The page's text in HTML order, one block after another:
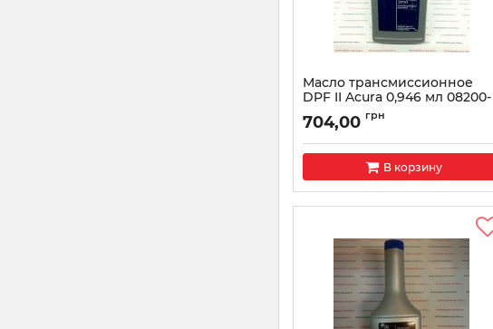
Масло трансмиссионное
DPF II Acura 0,946 мл 08200-
Артикул: 082009007A
704,00 грн
В корзину